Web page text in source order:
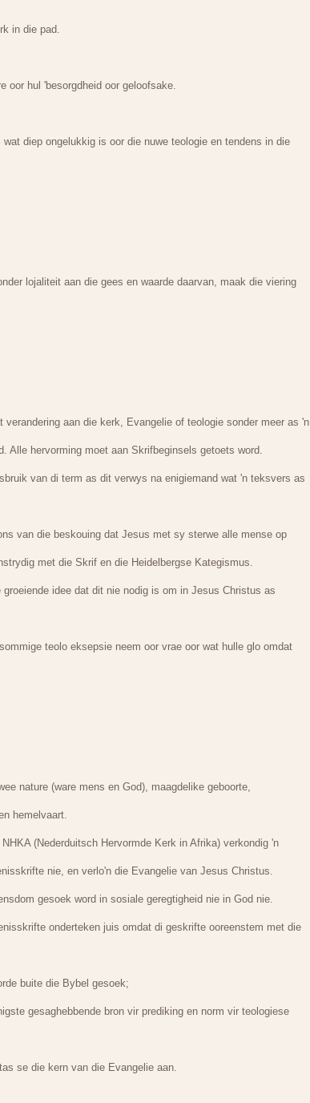
in die pad.
oor hul 'besorgdheid oor geloofsake.
diep ongelukkig is oor die nuwe teologie en tendens in die
lojaliteit aan die gees en waarde daarvan, maak die viering
aan die kerk, Evangelie of teologie sonder meer as 'n
Alle hervorming moet aan Skrifbeginsels getoets word.
van di term as dit verwys na enigiemand wat 'n teksvers as
van die beskouing dat Jesus met sy sterwe alle mense op
met die Skrif en die Heidelbergse Kategismus.
idee dat dit nie nodig is om in Jesus Christus as
teolo eksepsie neem oor vrae oor wat hulle glo omdat
nature (ware mens en God), maagdelike geboorte,
hemelvaart.
(Nederduitsch Hervormde Kerk in Afrika) verkondig 'n
nie, en verlo'n die Evangelie van Jesus Christus.
gesoek word in sosiale geregtigheid nie in God nie.
onderteken juis omdat di geskrifte ooreenstem met die
buite die Bybel gesoek;
gesaghebbende bron vir prediking en norm vir teologiese
se die kern van die Evangelie aan.